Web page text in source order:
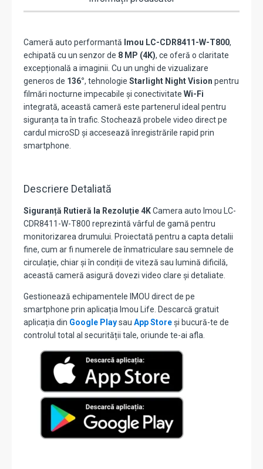
Cameră auto performantă Imou LC-CDR8411-W-T800,
echipată cu un senzor de 8 MP (4K), ce oferă o claritate
excepțională a imaginii. Cu un unghi de vizualizare
generos de 136°, tehnologie Starlight Night Vision pentru
filmări nocturne impecabile și conectivitate Wi-Fi
integrată, această cameră este partenerul ideal pentru
siguranța ta în trafic. Stochează probele video direct pe
cardul microSD și accesează înregistrările rapid prin
smartphone.
Descriere Detaliată
Siguranță Rutieră la Rezoluție 4KCamera auto Imou LC-
CDR8411-W-T800 reprezintă vârful de gamă pentru
monitorizarea drumului. Proiectată pentru a capta detalii
fine, cum ar fi numerele de înmatriculare sau semnele de
circulație, chiar și în condiții de viteză sau lumină dificilă,
această cameră asigură dovezi video clare și detaliate.
Gestionează echipamentele IMOU direct de pe
smartphone prin aplicația Imou Life. Descarcă gratuit
aplicația din Google Playsau App Storeși bucură-te de
controlul total al securității tale, oriunde te-ai afla.